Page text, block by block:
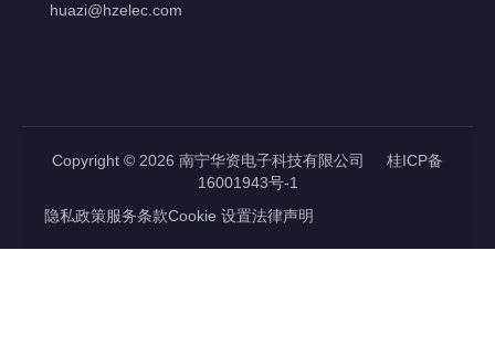
huazi@hzelec.com
Copyright © 2026 南宁华资电子科技有限公司 桂ICP备
16001943号-1
隐私政策服务条款Cookie 设置法律声明